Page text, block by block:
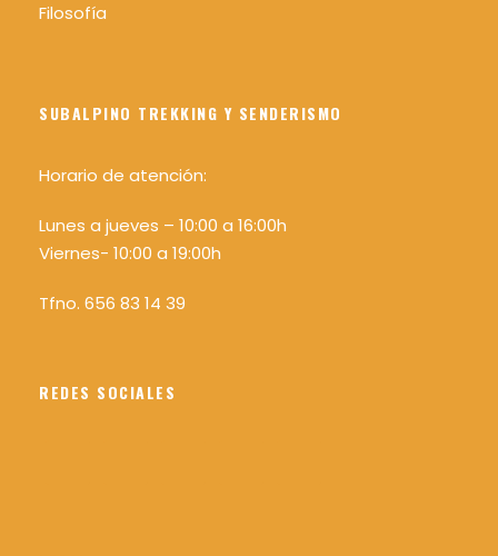
Filosofía
SUBALPINO TREKKING Y SENDERISMO
Horario de atención:
Lunes a jueves – 10:00 a 16:00h
Viernes- 10:00 a 19:00h
Tfno. 656 83 14 39
REDES SOCIALES